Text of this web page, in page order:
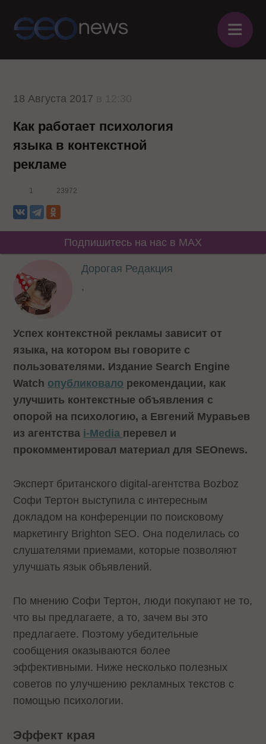
≡
18 Августа 2017
Как работает психология
языка в контекстной
рекламе
1 23972
Подпишитесь на нас в MAX
Дорогая Редакция
,
Успех контекстной рекламы зависит от
языка, на котором вы говорите с
пользователями. Издание Search Engine
Watch опубликовало рекомендации, как
улучшить контекстные объявления с
опорой на психологию, а Евгений Муравьев
из агентства i-Media перевел и
прокомментировал материал для SEOnews.
Эксперт британского digital-агентства Bozboz
Софи Тертон выступила с интересным
докладом на конференции по поисковому
маркетингу Brighton SEO. Она поделилась со
слушателями приемами, которые позволяют
улучшать язык объявлений.
По мнению Софи Тертон, люди покупают не то,
что вы предлагаете, а то, зачем вы это
предлагаете. Поэтому убедительные
сообщения оказываются более
эффективными. Ниже несколько полезных
советов по улучшению рекламных текстов с
помощью психологии.
Эффект края